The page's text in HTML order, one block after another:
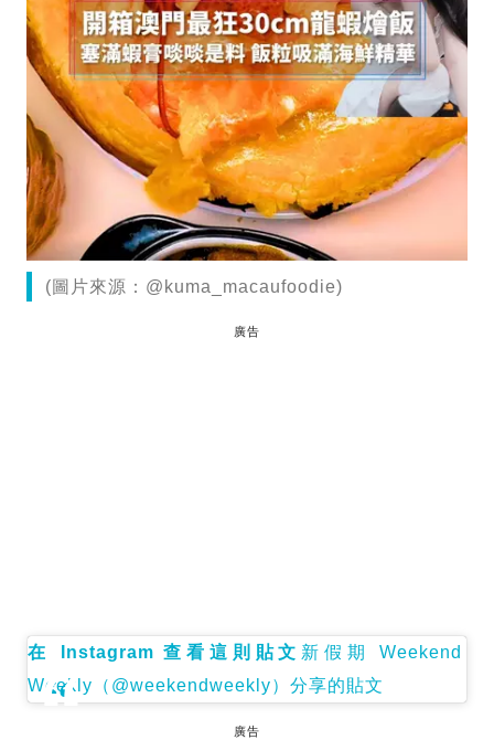
(圖片來源：@kuma_macaufoodie)
廣告
在 Instagram 查看這則貼文 新假期 Weekend
Weekly（@weekendweekly）分享的貼文
廣告